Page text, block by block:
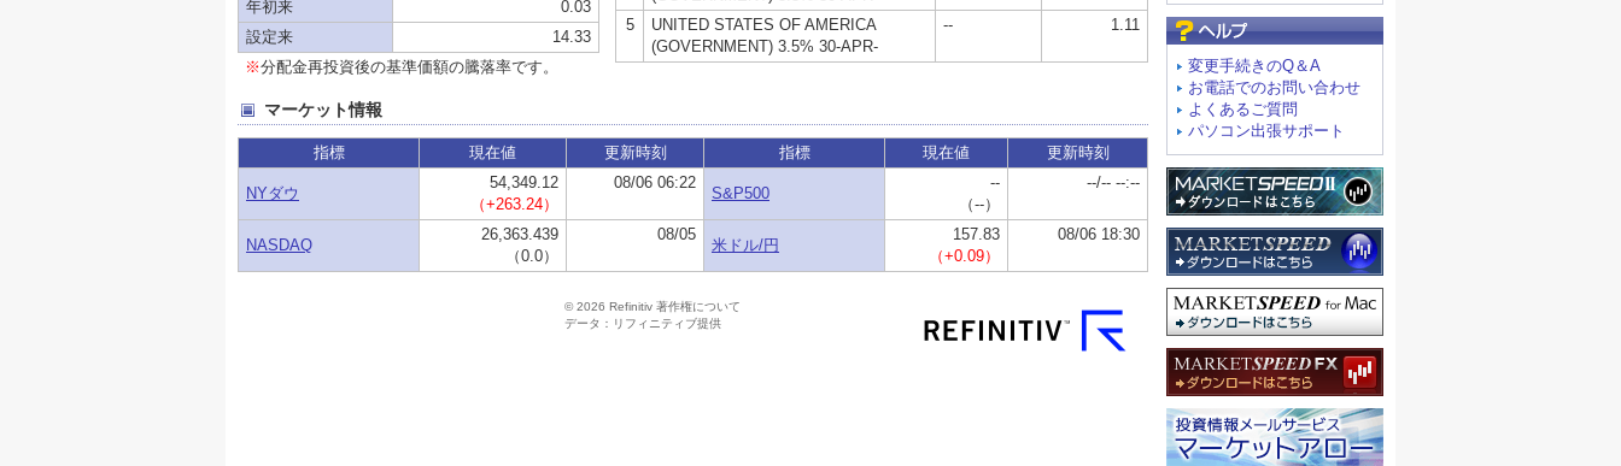
変更手続きのQ＆A
お電話でのお問い合わせ
よくあるご質問
パソコン出張サポート